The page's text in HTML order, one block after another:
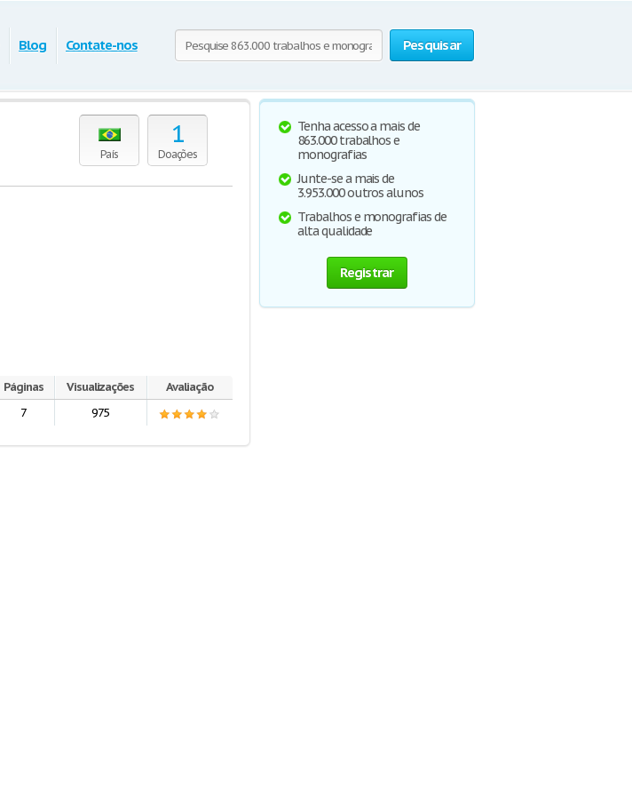
Pesquisar
Blog Contate-nos
País
1
Doações
Páginas Visualizações
Avaliação
7 975
Tenha acesso a mais de
863.000 trabalhos e
monografias
Junte-se a mais de
3.953.000 outros alunos
Trabalhos e monografias de
alta qualidade
Registrar